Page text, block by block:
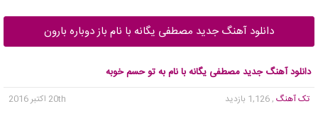
دانلود آهنگ جدید مصطفی یگانه با نام باز دوباره بارون
دانلود آهنگ جدید مصطفی یگانه با نام به تو حسم خوبه
تک آهنگ , 1,126 بازدید
20th اکتبر 2016